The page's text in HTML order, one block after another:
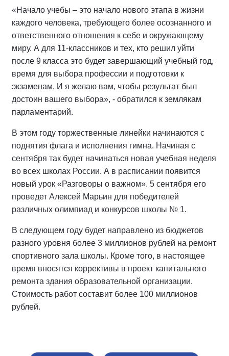
«Начало учебы – это начало нового этапа в жизни
каждого человека, требующего более осознанного и
ответственного отношения к себе и окружающему
миру. А для 11-классников и тех, кто решил уйти
после 9 класса это будет завершающий учебный год,
время для выбора профессии и подготовки к
экзаменам. И я желаю вам, чтобы результат был
достоин вашего выбора», - обратился к землякам
парламентарий.
В этом году торжественные линейки начинаются с
поднятия флага и исполнения гимна. Начиная с
сентября так будет начинаться новая учебная неделя
во всех школах России. А в расписании появится
новый урок «Разговоры о важном». 5 сентября его
проведет Алексей Марьин для победителей
различных олимпиад и конкурсов школы № 1.
В следующем году будет направлено из бюджетов
разного уровня более 3 миллионов рублей на ремонт
спортивного зала школы. Кроме того, в настоящее
время вносятся коррективы в проект капитального
ремонта здания образовательной организации.
Стоимость работ составит более 100 миллионов
рублей.